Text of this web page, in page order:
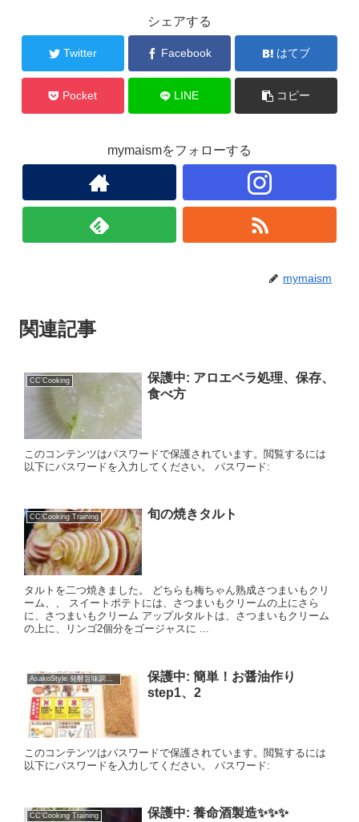
o
o
k
シェアする
Twitter Facebook はてブ
Pocket LINE コピー
mymaismをフォローする
mymaism
関連記事
CC'Cooking
保護中: アロエベラ処理、保存、
食べ方
このコンテンツはパスワードで保護されています。閲覧するには
以下にパスワードを入力してください。 パスワード:
CC'Cooking Training 旬の焼きタルト
タルトを二つ焼きました。 どちらも梅ちゃん熟成さつまいもクリ
ーム、、 スイートポテトには、さつまいもクリームの上にさら
に、さつまいもクリーム アップルタルトは、さつまいもクリーム
の上に、リンゴ2個分をゴージャスに ...
AsakoStyle 発酵旨味調味料
保護中: 簡単！お醤油作り
step1、2
このコンテンツはパスワードで保護されています。閲覧するには
以下にパスワードを入力してください。 パスワード:
CC'Cooking Training 保護中: 養命酒製造✨✨✨